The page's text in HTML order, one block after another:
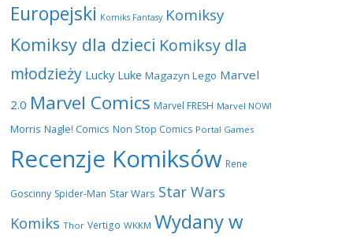
Europejski Komiks Fantasy Komiksy
Komiksy dla dzieci Komiksy dla
młodzieży Lucky Luke Magazyn Lego Marvel
2.0 Marvel Comics Marvel FRESH Marvel NOW!
Morris Nagle! Comics Non Stop Comics Portal Games
Recenzje Komiksów Rene
Goscinny Spider-Man Star Wars Star Wars
Komiks Thor Vertigo WKKM Wydany w